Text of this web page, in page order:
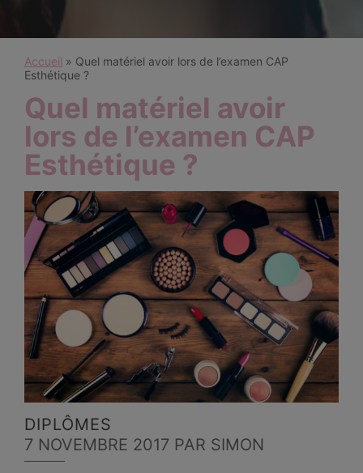
Accueil » Quel matériel avoir lors de l’examen CAP
Esthétique ?
Quel matériel avoir
lors de l’examen CAP
Esthétique ?
DIPLÔMES
7 NOVEMBRE 2017 PAR SIMON